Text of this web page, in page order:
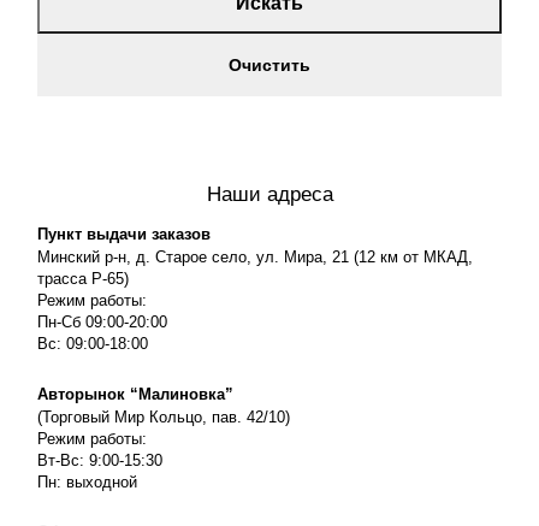
Очистить
Наши адреса
Пункт выдачи заказов
Минский р-н, д. Старое село, ул. Мира, 21 (12 км от МКАД,
трасса P-65)
Режим работы:
Пн-Сб 09:00-20:00
Вс: 09:00-18:00
Авторынок “Малиновка”
(Торговый Мир Кольцо, пав. 42/10)
Режим работы:
Вт-Вс: 9:00-15:30
Пн: выходной